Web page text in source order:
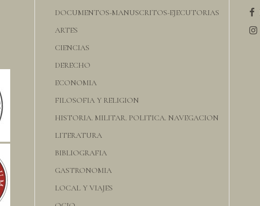
DOCUMENTOS-MANUSCRITOS-EJECUTORIAS
ARTES
CIENCIAS
DERECHO
ECONOMIA
FILOSOFIA Y RELIGION
HISTORIA. MILITAR. POLITICA. NAVEGACION
LITERATURA
BIBLIOGRAFIA
GASTRONOMIA
LOCAL Y VIAJES